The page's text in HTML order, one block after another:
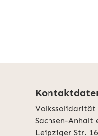
Volkssolidarität
Sachsen-Anhalt
Leipziger Str. 16